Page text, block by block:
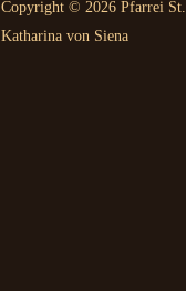
Copyright © 2026 Pfarrei St.
Katharina von Siena